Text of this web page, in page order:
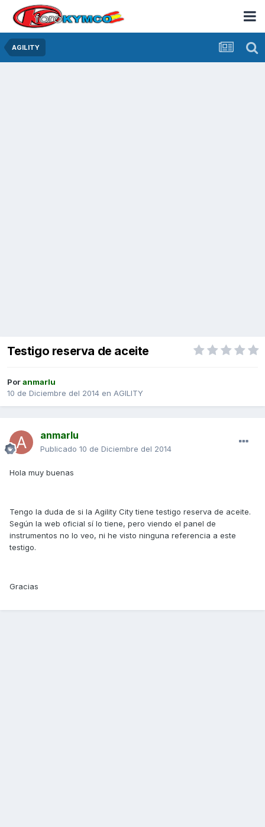
AGILITY
Testigo reserva de aceite
Poranmarlu
10 de Diciembre del 2014 en AGILITY
anmarlu
Publicado 10 de Diciembre del 2014
Hola muy buenas
Tengo la duda de si la Agility City tiene testigo reserva de aceite.
Según la web oficial sí lo tiene, pero viendo el panel de
instrumentos no lo veo, ni he visto ninguna referencia a este
testigo.
Gracias